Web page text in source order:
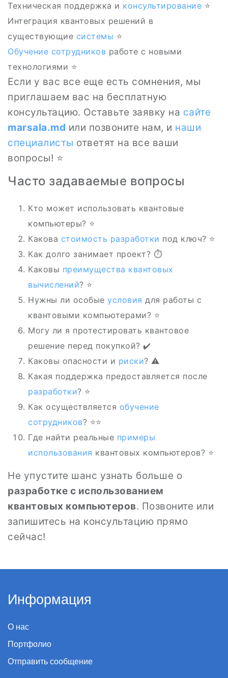
Техническая поддержка и консультирование ⭐
Интеграция квантовых решений в
существующие системы ⭐
Обучение сотрудников работе с новыми
технологиями ⭐
Если у вас все еще есть сомнения, мы
приглашаем вас на бесплатную
консультацию. Оставьте заявку на сайте
marsala.md или позвоните нам, и наши
специалисты ответят на все ваши
вопросы! ⭐
Часто задаваемые вопросы
Кто может использовать квантовые
компьютеры? ⭐
Какова стоимость разработки под ключ? ⭐
Как долго занимает проект? ⏱️
Каковы преимущества квантовых
вычислений? ⭐
Нужны ли особые условия для работы с
квантовыми компьютерами? ⭐
Могу ли я протестировать квантовое
решение перед покупкой? ✔️
Каковы опасности и риски? ⚠️
Какая поддержка предоставляется после
разработки? ⭐
Как осуществляется обучение
сотрудников? ⭐‍⭐
Где найти реальные примеры
использования квантовых компьютеров? ⭐
Не упустите шанс узнать больше о
разработке с использованием
квантовых компьютеров. Позвоните или
запишитесь на консультацию прямо
сейчас!
Информация
О нас
Портфолио
Отправить сообщение